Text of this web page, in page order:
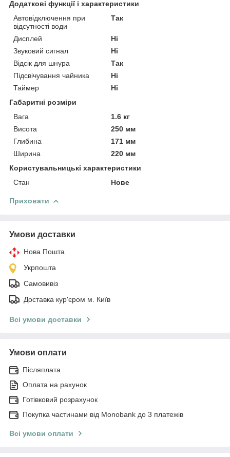
Додаткові функції і характеристики
Автовідключення при
відсутності води
Так
Дисплей
Ні
Звуковий сигнал
Ні
Відсік для шнура
Так
Підсвічування чайника
Ні
Таймер
Ні
Габаритні розміри
Вага
1.6 кг
Висота
250 мм
Глибина
171 мм
Ширина
220 мм
Користувальницькі характеристики
Стан
Нове
Приховати
Умови доставки
Нова Пошта
Укрпошта
Самовивіз
Доставка кур'єром м. Київ
Всі умови доставки
Умови оплати
Післяплата
Оплата на рахунок
Готівковий розрахунок
Покупка частинами від Monobank до 3 платежів
Всі умови оплати